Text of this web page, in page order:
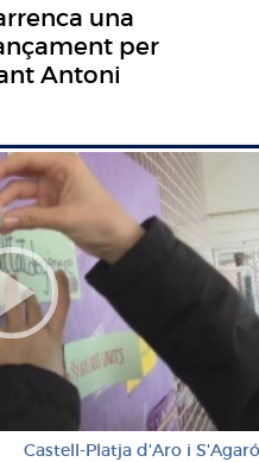
una
per
Antoni
Castell-Platja d'Aro i S'Agaró